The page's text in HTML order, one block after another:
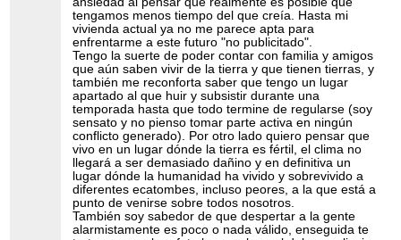
tengamos menos tiempo del que creía. Hasta mi
vivienda actual ya no me parece apta para
enfrentarme a este futuro "no publicitado".
Tengo la suerte de poder contar con familia y amigos
que aún saben vivir de la tierra y que tienen tierras, y
también me reconforta saber que tengo un lugar
apartado al que huir y subsistir durante una
temporada hasta que todo termine de regularse (soy
sensato y no pienso tomar parte activa en ningún
conflicto generado). Por otro lado quiero pensar que
vivo en un lugar dónde la tierra es fértil, el clima no
llegará a ser demasiado dañino y en definitiva un
lugar dónde la humanidad ha vivido y sobrevivido a
diferentes ecatombes, incluso peores, a la que está a
punto de venirse sobre todos nosotros.
También soy sabedor de que despertar a la gente
alarmistamente es poco o nada válido, enseguida te